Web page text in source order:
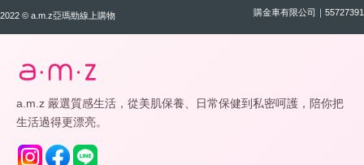
2022 © a.m.z亞瑪勁線上購物 購金車有限公司｜55727391
a.m.z 嚴選質感生活，從美肌保養、日常保健到私密呵護，陪你把
生活過得更漂亮。